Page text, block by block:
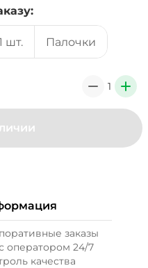
шт. Палочки
1 +
заказы
оператором 24/7
качества